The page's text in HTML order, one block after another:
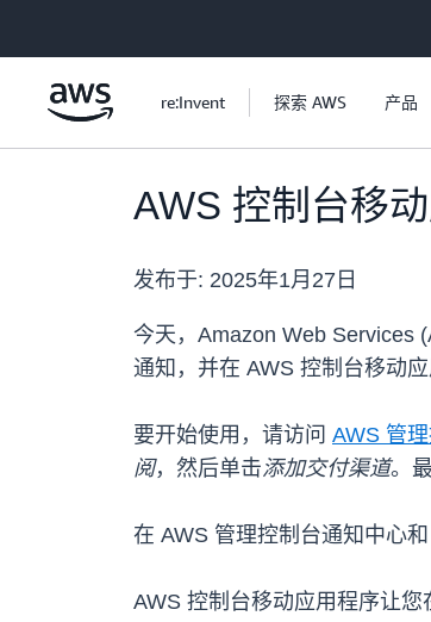
re:Invent 探索 AWS 产品
AWS 控制台移
发布于: 2025年1月27日
今天，Amazon Web Services
通知，并在 AWS 控制台移动
要开始使用，请访问 AWS 管
阅，然后单击添加交付渠道。
在 AWS 管理控制台通知中心
AWS 控制台移动应用程序让